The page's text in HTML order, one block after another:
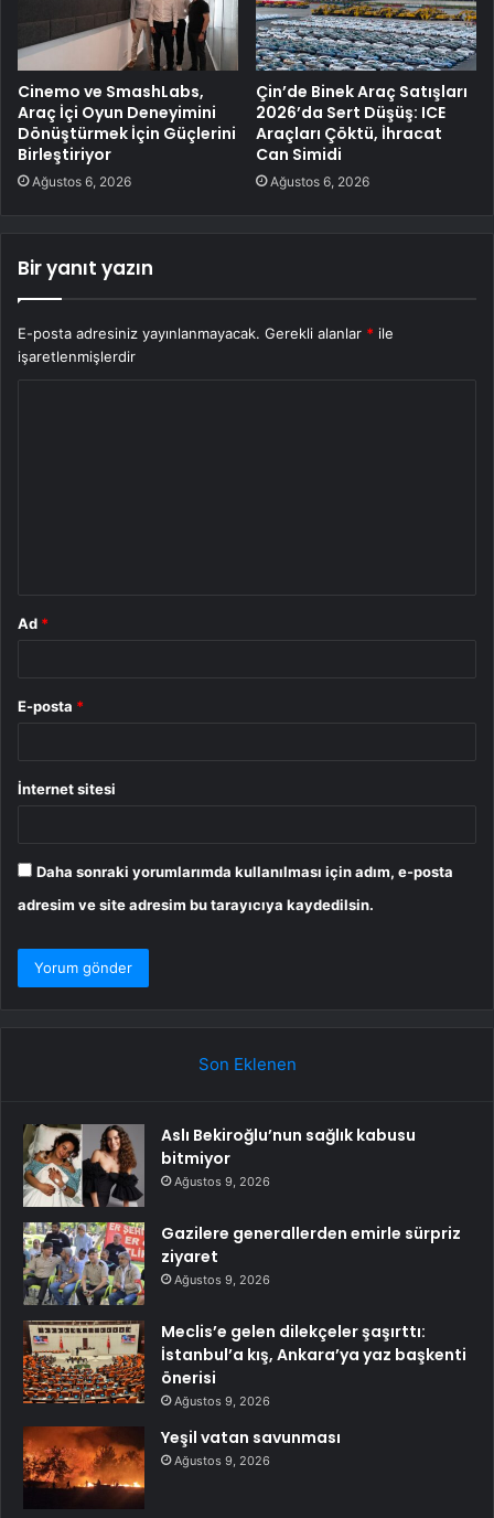
Cinemo ve SmashLabs,
Araç İçi Oyun Deneyimini
Dönüştürmek İçin Güçlerini
Birleştiriyor
Ağustos 6, 2026
Çin’de Binek Araç Satışları
2026’da Sert Düşüş: ICE
Araçları Çöktü, İhracat
Can Simidi
Ağustos 6, 2026
Bir yanıt yazın
E-posta adresiniz yayınlanmayacak. Gerekli alanlar * ile
işaretlenmişlerdir
Ad *
E-posta *
İnternet sitesi
Daha sonraki yorumlarımda kullanılması için adım, e-posta
adresim ve site adresim bu tarayıcıya kaydedilsin.
Son Eklenen
Aslı Bekiroğlu’nun sağlık kabusu
bitmiyor
Ağustos 9, 2026
Gazilere generallerden emirle sürpriz
ziyaret
Ağustos 9, 2026
Meclis’e gelen dilekçeler şaşırttı:
İstanbul’a kış, Ankara’ya yaz başkenti
önerisi
Ağustos 9, 2026
Yeşil vatan savunması
Ağustos 9, 2026